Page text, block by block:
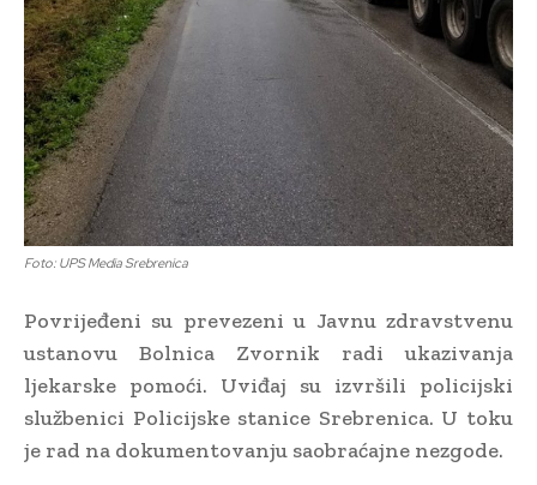
Foto: UPS Media Srebrenica
Povrijeđeni su prevezeni u Javnu zdravstvenu
ustanovu Bolnica Zvornik radi ukazivanja
ljekarske pomoći. Uviđaj su izvršili policijski
službenici Policijske stanice Srebrenica. U toku
je rad na dokumentovanju saobraćajne nezgode.